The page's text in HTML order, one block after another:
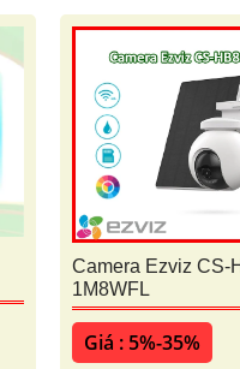
Camera Ezviz CS-
1M8WFL
Giá : 5%-35%